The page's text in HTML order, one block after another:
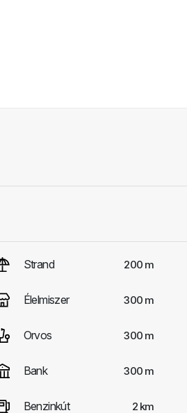
Strand 200 m
Élelmiszer 300 m
Orvos 300 m
Bank 300 m
Benzinkút 2 km